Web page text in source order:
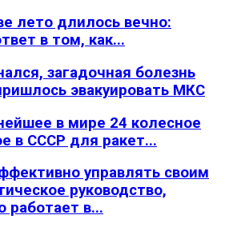
лето длилось вечно:
в том, как...
загадочная болезнь
эвакуировать МКС
в мире 24 колесное
в СССР для ракет...
управлять своим
руководство,
работает в...